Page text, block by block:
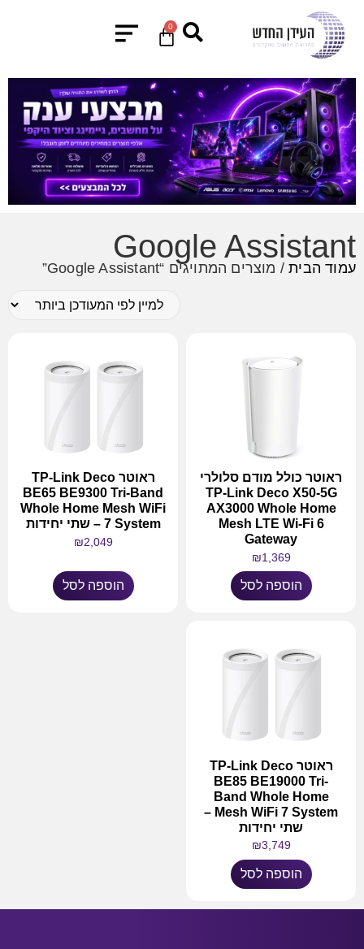
0
Google Assistant
עמוד הבית/ מוצרים המתויגים “Google Assistant”
ראוטר כולל מודם סלולרי
TP-Link Deco X50-5G
AX3000 Whole Home
Mesh LTE Wi-Fi 6
Gateway
₪1,369
הוספה לסל
ראוטר TP-Link Deco
BE65 BE9300 Tri-Band
Whole Home Mesh WiFi
7 System – שתי יחידות
₪2,049
הוספה לסל
ראוטר TP-Link Deco
BE85 BE19000 Tri-
Band Whole Home
Mesh WiFi 7 System –
שתי יחידות
₪3,749
הוספה לסל